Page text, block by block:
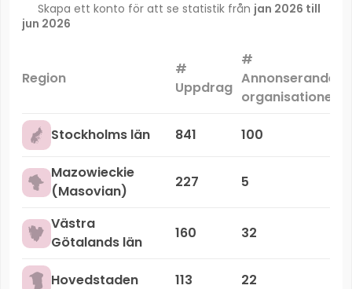
Skapa ett konto för att se statistik från jan 2026 till
jun 2026
Region
#
Uppdrag
#
Annonserande
organisationer
Stockholms län 841 100
Mazowieckie
(Masovian)
227 5
Västra
Götalands län
160 32
Hovedstaden 113 22